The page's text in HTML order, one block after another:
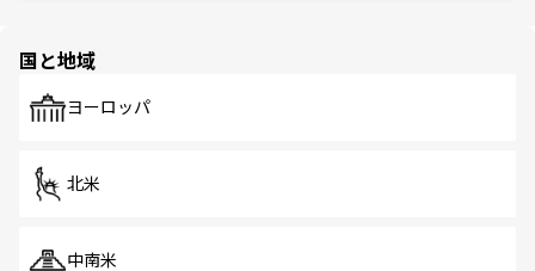
で、ホーカーズは地元の風情を楽しめる外せないスポット
国と地域
ヨーロッパ
北米
中南米